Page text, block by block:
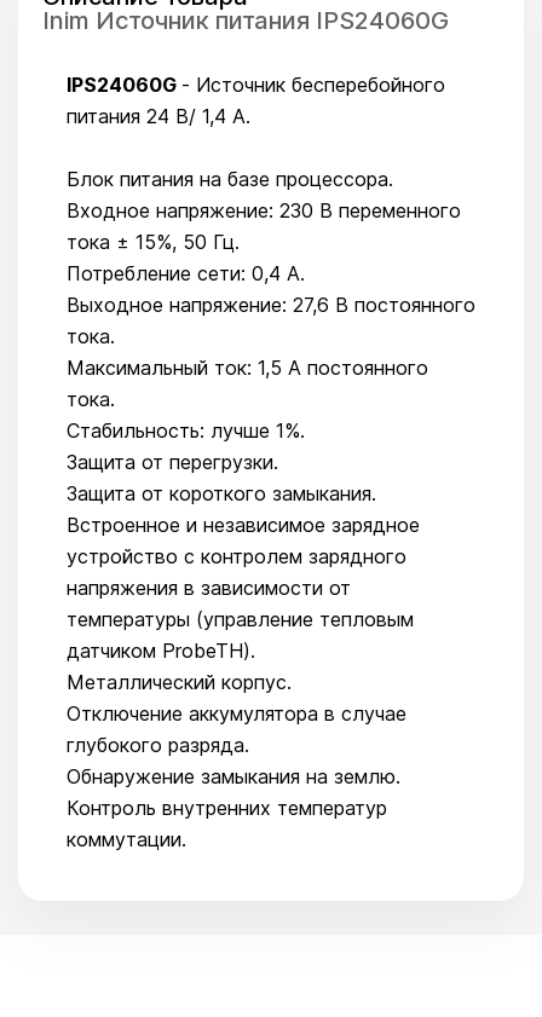
Inim Источник питания IPS24060G
IPS24060G - Источник бесперебойного
питания 24 В/ 1,4 А.
Блок питания на базе процессора.
Входное напряжение: 230 В переменного
тока ± 15%, 50 Гц.
Потребление сети: 0,4 А.
Выходное напряжение: 27,6 В постоянного
тока.
Максимальный ток: 1,5 А постоянного
тока.
Стабильность: лучше 1%.
Защита от перегрузки.
Защита от короткого замыкания.
Встроенное и независимое зарядное
устройство с контролем зарядного
напряжения в зависимости от
температуры (управление тепловым
датчиком ProbeTH).
Металлический корпус.
Отключение аккумулятора в случае
глубокого разряда.
Обнаружение замыкания на землю.
Контроль внутренних температур
коммутации.